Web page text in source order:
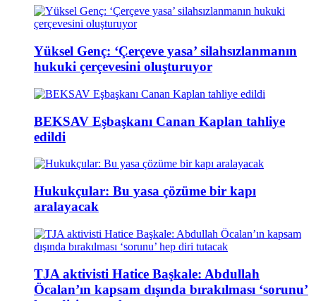
Yüksel Genç: ‘Çerçeve yasa’ silahsızlanmanın
hukuki çerçevesini oluşturuyor
BEKSAV Eşbaşkanı Canan Kaplan tahliye
edildi
Hukukçular: Bu yasa çözüme bir kapı
aralayacak
TJA aktivisti Hatice Başkale: Abdullah
Öcalan’ın kapsam dışında bırakılması ‘sorunu’